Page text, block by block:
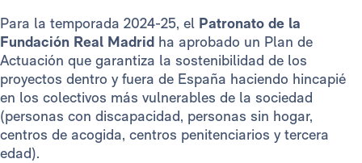
Para la temporada 2024-25, el Patronato de la
Fundación Real Madrid ha aprobado un Plan de
Actuación que garantiza la sostenibilidad de los
proyectos dentro y fuera de España haciendo hincapié
en los colectivos más vulnerables de la sociedad
(personas con discapacidad, personas sin hogar,
centros de acogida, centros penitenciarios y tercera
edad).